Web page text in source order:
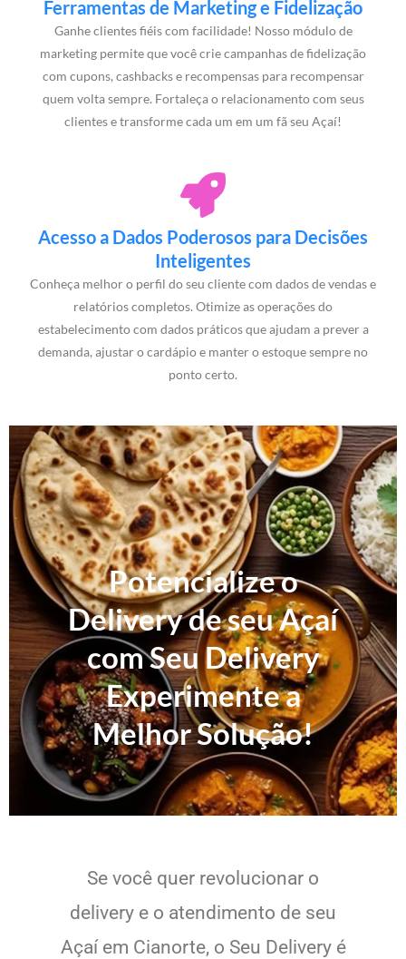
Ferramentas de Marketing e Fidelização
Ganhe clientes fiéis com facilidade! Nosso módulo de
marketing permite que você crie campanhas de fidelização
com cupons, cashbacks e recompensas para recompensar
quem volta sempre. Fortaleça o relacionamento com seus
clientes e transforme cada um em um fã seu Açaí!
Acesso a Dados Poderosos para Decisões
Inteligentes
Conheça melhor o perfil do seu cliente com dados de vendas e
relatórios completos. Otimize as operações do
estabelecimento com dados práticos que ajudam a prever a
demanda, ajustar o cardápio e manter o estoque sempre no
ponto certo.
Potencialize o
Delivery de seu Açaí
com Seu Delivery
Experimente a
Melhor Solução!
Se você quer revolucionar o
delivery e o atendimento de seu
Açaí em Cianorte, o Seu Delivery é